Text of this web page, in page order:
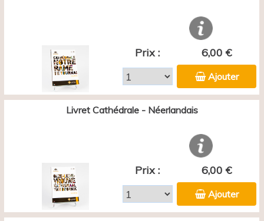
Prix : 6,00 €
Ajouter
Livret Cathédrale - Néerlandais
Prix : 6,00 €
Ajouter